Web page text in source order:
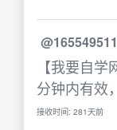
【我要自
分钟内有效
接收时间: 281天前